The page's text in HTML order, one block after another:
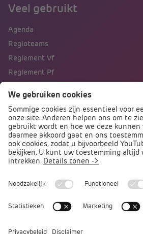
Veel gebruikt
Agenda
Regioteams
Reglement Vf
Reglement Pf
Direct naar
Podcast PO praat
Arbocatalogus PO
Arbomeester